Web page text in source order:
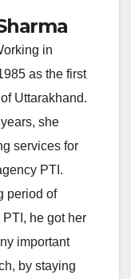
in
as the first
Uttarakhand.
she
services for
PTI.
period of
he got her
important
by staying